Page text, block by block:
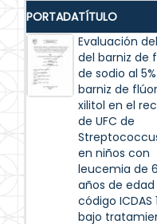
PORTADATÍTULO
Evaluación
del barniz de
de sodio al
barniz de
xilitol en el
de UFC de
en niños con
leucemia de
años de
código ICDAS
bajo